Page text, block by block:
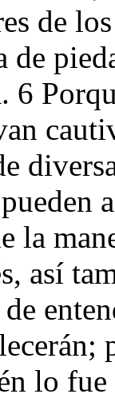
de
de
6
la
así
lo